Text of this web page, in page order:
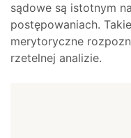
sądowe są istotnym
postępowaniach.
merytoryczne
rzetelnej analizie.